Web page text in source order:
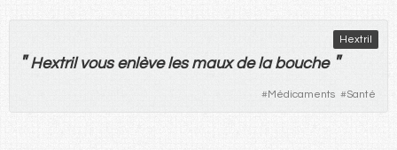
Hextril
"Hextrilvous enlève les maux de la bouche "
#Médicaments #Santé